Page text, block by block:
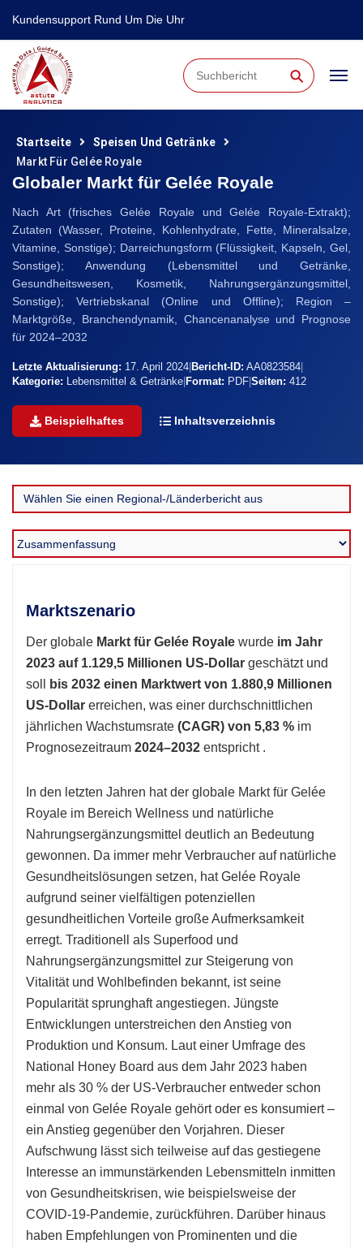
Kundensupport Rund Um Die Uhr
⚲
Startseite
Speisen Und Getränke
Markt Für Gelée Royale
Globaler Markt für Gelée Royale
Nach Art (frisches Gelée Royale und Gelée Royale-Extrakt);
Zutaten (Wasser, Proteine, Kohlenhydrate, Fette, Mineralsalze,
Vitamine, Sonstige); Darreichungsform (Flüssigkeit, Kapseln, Gel,
Sonstige); Anwendung (Lebensmittel und Getränke,
Gesundheitswesen, Kosmetik, Nahrungsergänzungsmittel,
Sonstige); Vertriebskanal (Online und Offline); Region –
Marktgröße, Branchendynamik, Chancenanalyse und Prognose
für 2024–2032
Letzte Aktualisierung: 17. April 2024 Bericht-ID: AA0823584
Kategorie: Lebensmittel & Getränke Format: PDF Seiten: 412
Beispielhaftes Inhaltsverzeichnis
Marktszenario
Der globale Markt für Gelée Royale wurde im Jahr
2023 auf 1.129,5 Millionen US-Dollar geschätzt und
soll
bis 2032 einen Marktwert von 1.880,9 Millionen
US-Dollar erreichen, was einer durchschnittlichen
jährlichen Wachstumsrate (CAGR) von 5,83 % im
Prognosezeitraum 2024–2032 entspricht .
In den letzten Jahren hat der globale Markt für Gelée
Royale im Bereich Wellness und natürliche
Nahrungsergänzungsmittel deutlich an Bedeutung
gewonnen. Da immer mehr Verbraucher auf natürliche
Gesundheitslösungen setzen, hat Gelée Royale
aufgrund seiner vielfältigen potenziellen
gesundheitlichen Vorteile große Aufmerksamkeit
erregt. Traditionell als Superfood und
Nahrungsergänzungsmittel zur Steigerung von
Vitalität und Wohlbefinden bekannt, ist seine
Popularität sprunghaft angestiegen. Jüngste
Entwicklungen unterstreichen den Anstieg von
Produktion und Konsum. Laut einer Umfrage des
National Honey Board aus dem Jahr 2023 haben
mehr als 30 % der US-Verbraucher entweder schon
einmal von Gelée Royale gehört oder es konsumiert –
ein Anstieg gegenüber den Vorjahren. Dieser
Aufschwung lässt sich teilweise auf das gestiegene
Interesse an immunstärkenden Lebensmitteln inmitten
von Gesundheitskrisen, wie beispielsweise der
COVID-19-Pandemie, zurückführen. Darüber hinaus
haben Empfehlungen von Prominenten und die